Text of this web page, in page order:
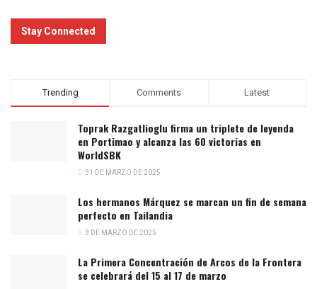
Stay Connected
Trending Comments Latest
Toprak Razgatlioglu firma un triplete de leyenda
en Portimao y alcanza las 60 victorias en
WorldSBK
31 DE MARZO DE 2025
Los hermanos Márquez se marcan un fin de semana
perfecto en Tailandia
3 DE MARZO DE 2025
La Primera Concentración de Arcos de la Frontera
se celebrará del 15 al 17 de marzo